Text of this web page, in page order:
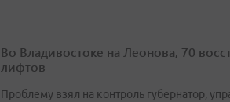
Во Владивостоке на Леонова, 70
лифтов
Проблему взял на контроль губернатор,